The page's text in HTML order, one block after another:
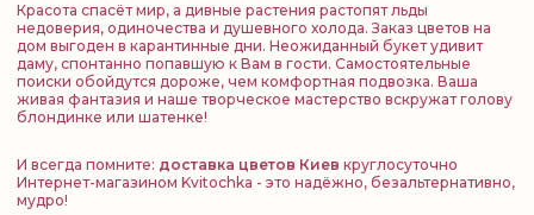
Красота спасёт мир, а дивные растения растопят льды
недоверия, одиночества и душевного холода. Заказ цветов на
дом выгоден в карантинные дни. Неожиданный букет удивит
даму, спонтанно попавшую к Вам в гости. Самостоятельные
поиски обойдутся дороже, чем комфортная подвозка. Ваша
живая фантазия и наше творческое мастерство вскружат голову
блондинке или шатенке!
И всегда помните: доставка цветов Киев круглосуточно
Интернет-магазином Kvitochka - это надёжно, безальтернативно,
мудро!